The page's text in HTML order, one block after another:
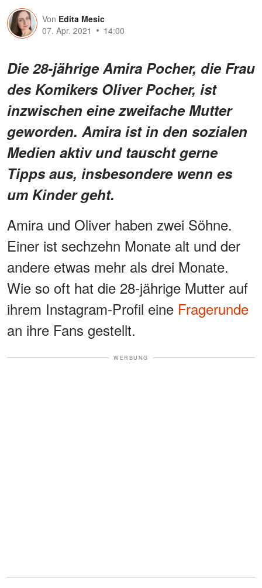
Von Edita Mesic
07. Apr. 2021
14:00
Die 28-jährige Amira Pocher, die Frau
des Komikers Oliver Pocher, ist
inzwischen eine zweifache Mutter
geworden. Amira ist in den sozialen
Medien aktiv und tauscht gerne
Tipps aus, insbesondere wenn es
um Kinder geht.
Amira und Oliver haben zwei Söhne.
Einer ist sechzehn Monate alt und der
andere etwas mehr als drei Monate.
Wie so oft hat die 28-jährige Mutter auf
ihrem Instagram-Profil eine Fragerunde
an ihre Fans gestellt.
WERBUNG